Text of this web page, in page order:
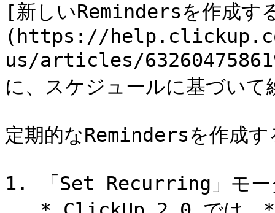
[新しいRemindersを作成す
(https://
us/articles/
に、スケジュールに基づい
定期的なRemindersを作成
1. 「Set Recurring」モー